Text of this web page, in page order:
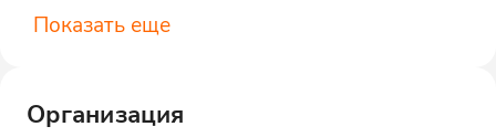
Показать еще
Организация